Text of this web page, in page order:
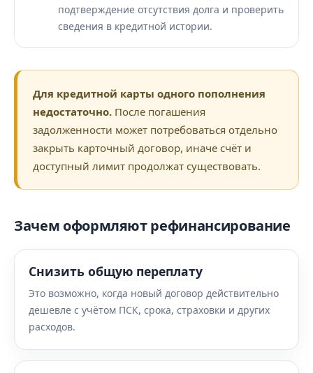
подтверждение отсутствия долга и проверить
сведения в кредитной истории.
Для кредитной карты одного пополнения
недостаточно. После погашения
задолженности может потребоваться отдельно
закрыть карточный договор, иначе счёт и
доступный лимит продолжат существовать.
Зачем оформляют рефинансирование
Снизить общую переплату
Это возможно, когда новый договор действительно
дешевле с учётом ПСК, срока, страховки и других
расходов.